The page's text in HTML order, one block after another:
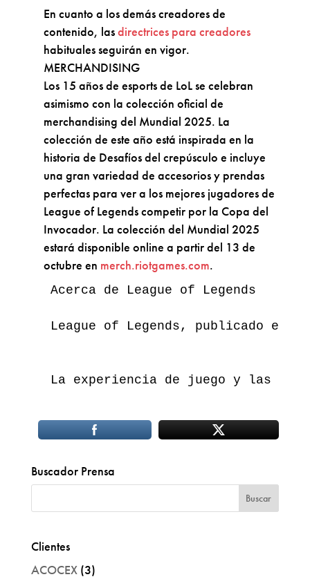
En cuanto a los demás creadores de
contenido, lasdirectrices para creadores
habituales seguirán en vigor.
MERCHANDISING
Los 15 años de esports de LoL se celebran
asimismo con la colección oficial de
merchandising del Mundial 2025. La
colección de este año está inspirada en la
historia de Desafíos del crepúsculo e incluye
una gran variedad de accesorios y prendas
perfectas para ver a los mejores jugadores de
League of Legends competir por la Copa del
Invocador. La colección del Mundial 2025
estará disponible online a partir del 13 de
octubre en merch.riotgames.com.
Acerca de League of Legends
League of Legends, publicado en
La experiencia de juego y las
Buscador Prensa
Clientes
ACOCEX(3)